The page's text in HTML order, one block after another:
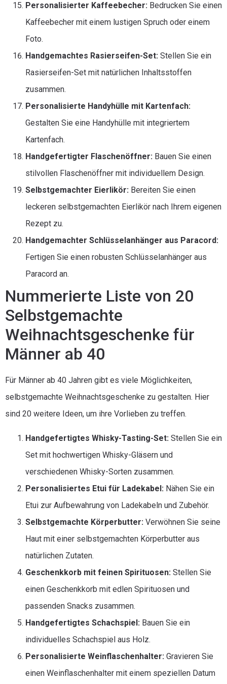
Personalisierter Kaffeebecher: Bedrucken Sie einen
Kaffeebecher mit einem lustigen Spruch oder einem
Foto.
Handgemachtes Rasierseifen-Set: Stellen Sie ein
Rasierseifen-Set mit natürlichen Inhaltsstoffen
zusammen.
Personalisierte Handyhülle mit Kartenfach:
Gestalten Sie eine Handyhülle mit integriertem
Kartenfach.
Handgefertigter Flaschenöffner: Bauen Sie einen
stilvollen Flaschenöffner mit individuellem Design.
Selbstgemachter Eierlikör: Bereiten Sie einen
leckeren selbstgemachten Eierlikör nach Ihrem eigenen
Rezept zu.
Handgemachter Schlüsselanhänger aus Paracord:
Fertigen Sie einen robusten Schlüsselanhänger aus
Paracord an.
Nummerierte Liste von 20
Selbstgemachte
Weihnachtsgeschenke für
Männer ab 40
Für Männer ab 40 Jahren gibt es viele Möglichkeiten,
selbstgemachte Weihnachtsgeschenke zu gestalten. Hier
sind 20 weitere Ideen, um ihre Vorlieben zu treffen.
Handgefertigtes Whisky-Tasting-Set: Stellen Sie ein
Set mit hochwertigen Whisky-Gläsern und
verschiedenen Whisky-Sorten zusammen.
Personalisiertes Etui für Ladekabel: Nähen Sie ein
Etui zur Aufbewahrung von Ladekabeln und Zubehör.
Selbstgemachte Körperbutter: Verwöhnen Sie seine
Haut mit einer selbstgemachten Körperbutter aus
natürlichen Zutaten.
Geschenkkorb mit feinen Spirituosen: Stellen Sie
einen Geschenkkorb mit edlen Spirituosen und
passenden Snacks zusammen.
Handgefertigtes Schachspiel: Bauen Sie ein
individuelles Schachspiel aus Holz.
Personalisierte Weinflaschenhalter: Gravieren Sie
einen Weinflaschenhalter mit einem speziellen Datum